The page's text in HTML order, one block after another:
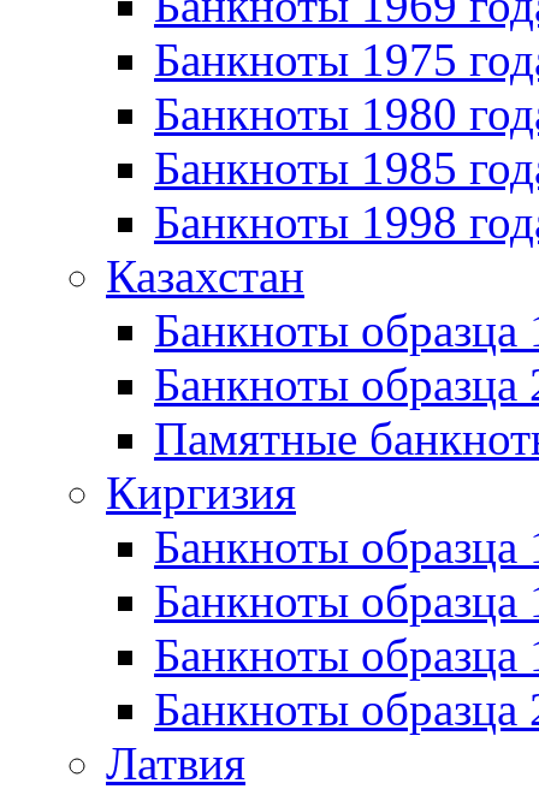
Банкноты 1975
Банкноты 1980
Банкноты 1985
Банкноты 1998
Казахстан
Банкноты
Банкноты образца
Памятные
Киргизия
Банкноты образца
Банкноты образца
Банкноты
Банкноты
Латвия